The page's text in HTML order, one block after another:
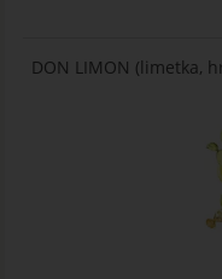
DON LIMON (limetka,